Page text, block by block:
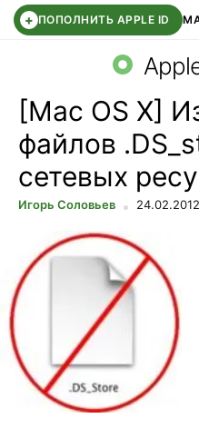
+ ПОПОЛНИТЬ APPLE ID
СБЕР КИДС ВТБ
[Mac OS X]
файлов
сетевых
Игорь Соловьев 24.02.2012